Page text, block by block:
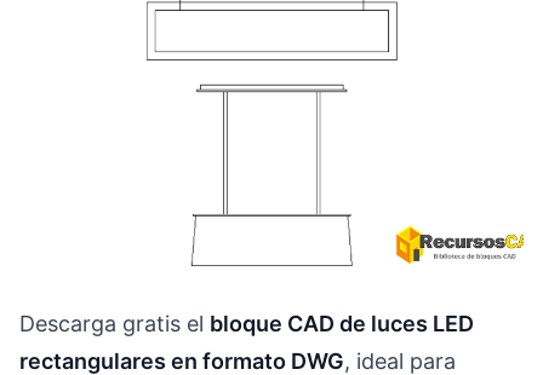
Descarga gratis el bloque CAD de luces LED
rectangulares en formato DWG, ideal para